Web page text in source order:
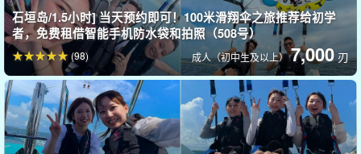
石垣岛/1.5小时] 当天预约即可！100米滑翔伞之旅推荐给初学
者，免费租借智能手机防水袋和拍照（508号）
成人（初中生及以上）7,000 刃
(98)